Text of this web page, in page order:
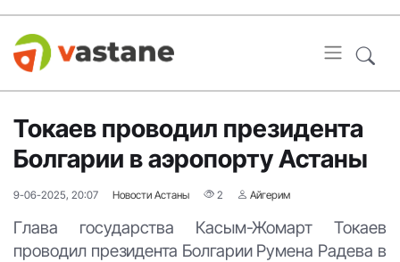
Токаев проводил президента
Болгарии в аэропорту Астаны
9-06-2025, 20:07 Новости Астаны 2 Айгерим
Глава государства Касым-Жомарт Токаев
проводил президента Болгарии Румена Радева в